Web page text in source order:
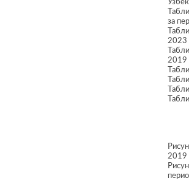
за
2023
2019
2019